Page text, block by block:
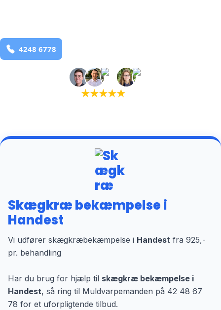
★★★★★
Skægkræ bekæmpelse i
Handest
Vi udfører skægkræbekæmpelse i Handest fra 925,-
pr. behandling
Har du brug for hjælp til skægkræ bekæmpelse i
Handest, så ring til Muldvarpemanden på 42 48 67
78 for et uforpligtende tilbud.